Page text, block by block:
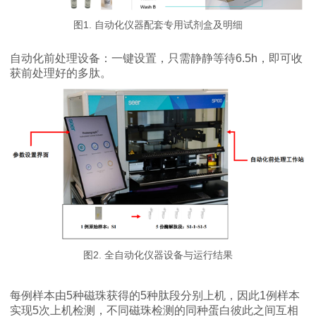
图1. 自动化仪器配套专用试剂盒及明细
自动化前处理设备：一键设置，只需静静等待6.5h，即可收
获前处理好的多肽。
图2. 全自动化仪器设备与运行结果
每例样本由5种磁珠获得的5种肽段分别上机，因此1例样本
实现5次上机检测，不同磁珠检测的同种蛋白彼此之间互相